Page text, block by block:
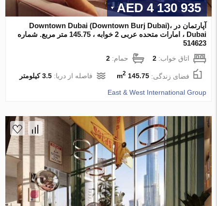
4 130 935 AED
آپارتمان در Downtown Dubai (Downtown Burj Dubai)،
Dubai ، امارات متحده عربی 2 خوابه ، 145.75 متر مربع. شماره
514623
اتاق خواب:2 حمام:2
فضای زندگی:145.75 m
2 فاصله از دریا:3.5 کیلومتر
East & West International Group